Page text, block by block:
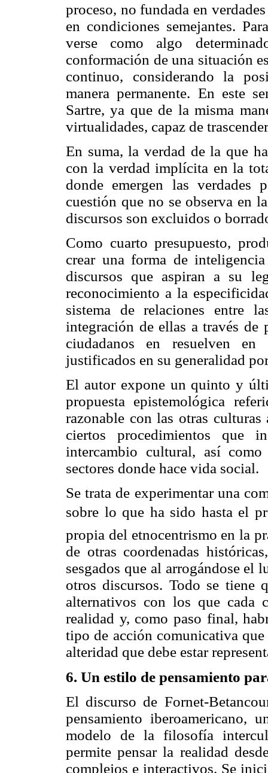
proceso, no fundada en
en condiciones semejantes.
verse como algo
conformación de una situación
continuo, considerando la
manera permanente. En este
Sartre, ya que de la misma
virtualidades, capaz de
En suma, la verdad de la que
con la verdad implícita en la
donde emergen las verdades
cuestión que no se observa en
discursos son excluidos o
Como cuarto presupuesto,
crear una forma de
discursos que aspiran a su
reconocimiento a la
sistema de relaciones entre
integración de ellas a través
ciudadanos en resuelven en
justificados en su generalidad
El autor expone un quinto y
propuesta epistemológica
razonable con las otras
ciertos procedimientos
intercambio cultural, así
sectores donde hace vida social.
Se trata de experimentar una
sobre lo que ha sido hasta el
propia del etnocentrismo en la
de otras coordenadas
sesgados que al arrogándose el
otros discursos. Todo se tiene
alternativos con los que cada
realidad y, como paso final,
tipo de acción comunicativa
alteridad que debe estar
6. Un estilo de pensamiento
El discurso de Fornet-
pensamiento iberoamericano,
modelo de la filosofía
permite pensar la realidad
complejos e interactivos. Se